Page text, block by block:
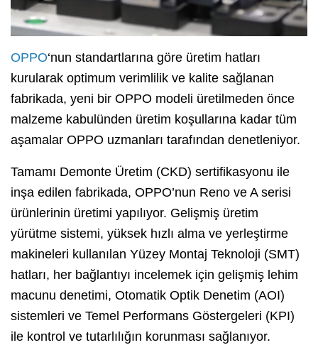
OPPO‘nun standartlarına göre üretim hatları
kurularak optimum verimlilik ve kalite sağlanan
fabrikada, yeni bir OPPO modeli üretilmeden önce
malzeme kabulünden üretim koşullarına kadar tüm
aşamalar OPPO uzmanları tarafından denetleniyor.
Tamamı Demonte Üretim (CKD) sertifikasyonu ile
inşa edilen fabrikada, OPPO’nun Reno ve A serisi
ürünlerinin üretimi yapılıyor. Gelişmiş üretim
yürütme sistemi, yüksek hızlı alma ve yerleştirme
makineleri kullanılan Yüzey Montaj Teknoloji (SMT)
hatları, her bağlantıyı incelemek için gelişmiş lehim
macunu denetimi, Otomatik Optik Denetim (AOI)
sistemleri ve Temel Performans Göstergeleri (KPI)
ile kontrol ve tutarlılığın korunması sağlanıyor.